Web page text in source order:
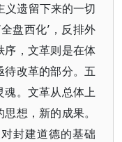
义遗留下来的一切
盘西化’，反排外
序，文革则是在体
改革的部分。五
魂。文革从总体上
想，新的成果。
封建道德的基础